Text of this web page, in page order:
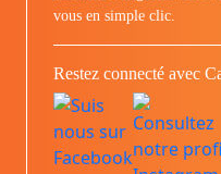
vous en simple clic.
Restez connecté avec